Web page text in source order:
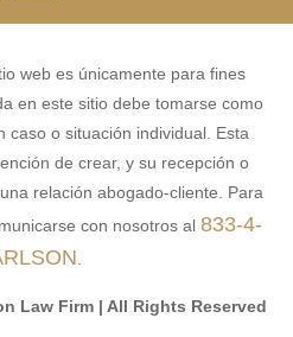
web es únicamente para fines
en este sitio debe tomarse como
caso o situación individual. Esta
de crear, y su recepción o
relación abogado-cliente. Para
con nosotros al 833-4-
Law Firm | All Rights Reserved